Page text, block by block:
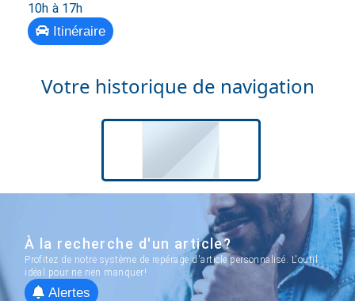
10h à 17h
Itinéraire
Votre historique de navigation
À la recherche d'un article?
Profitez de notre système de repérage d'article personnalisé. L'outil
idéal pour ne rien manquer!
Alertes